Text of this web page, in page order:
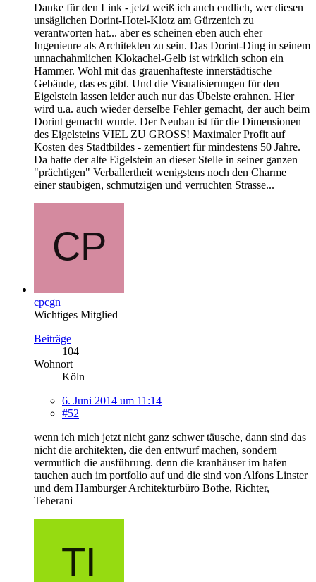
Danke für den Link - jetzt weiß ich auch endlich, wer diesen
unsäglichen Dorint-Hotel-Klotz am Gürzenich zu
verantworten hat... aber es scheinen eben auch eher
Ingenieure als Architekten zu sein. Das Dorint-Ding in seinem
unnachahmlichen Klokachel-Gelb ist wirklich schon ein
Hammer. Wohl mit das grauenhafteste innerstädtische
Gebäude, das es gibt. Und die Visualisierungen für den
Eigelstein lassen leider auch nur das Übelste erahnen. Hier
wird u.a. auch wieder derselbe Fehler gemacht, der auch beim
Dorint gemacht wurde. Der Neubau ist für die Dimensionen
des Eigelsteins VIEL ZU GROSS! Maximaler Profit auf
Kosten des Stadtbildes - zementiert für mindestens 50 Jahre.
Da hatte der alte Eigelstein an dieser Stelle in seiner ganzen
"prächtigen" Verballertheit wenigstens noch den Charme
einer staubigen, schmutzigen und verruchten Strasse...
cpcgn
Wichtiges Mitglied
Beiträge
104
Wohnort
Köln
6. Juni 2014 um 11:14
#52
wenn ich mich jetzt nicht ganz schwer täusche, dann sind das
nicht die architekten, die den entwurf machen, sondern
vermutlich die ausführung. denn die kranhäuser im hafen
tauchen auch im portfolio auf und die sind von Alfons Linster
und dem Hamburger Architekturbüro Bothe, Richter,
Teherani